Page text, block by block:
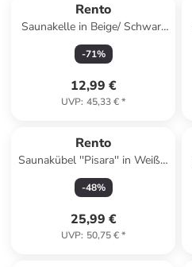
Rento
Saunakelle in Beige/ Schwarz
- (L)43 cm
-71%
12,99 €
UVP: 45,33 €*
Rento
Saunakübel ''Pisara'' in Weiß -
5 l
-48%
25,99 €
UVP: 50,75 €*